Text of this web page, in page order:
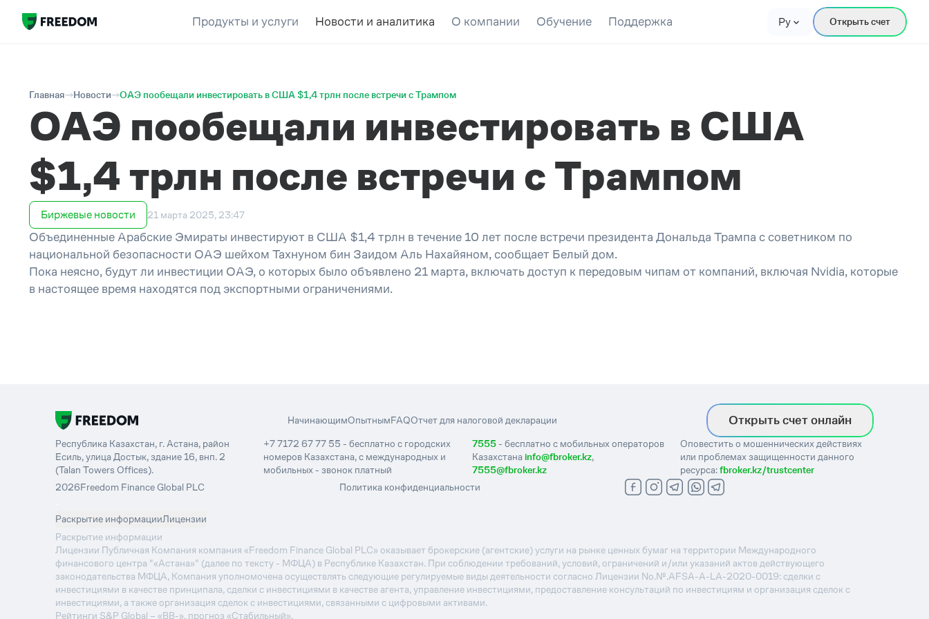
Продукты и услуги Новости и аналитика О компании Обучение Поддержка Ру Открыть счет
Главная Новости ОАЭ пообещали инвестировать в США $1,4 трлн после встречи с Трампом
ОАЭ пообещали инвестировать в США
$1,4 трлн после встречи с Трампом
Биржевые новости 21 марта 2025, 23:47
Объединенные Арабские Эмираты инвестируют в США $1,4 трлн в течение 10 лет после встречи президента Дональда Трампа с советником по
национальной безопасности ОАЭ шейхом Тахнуном бин Заидом Аль Нахайяном, сообщает Белый дом.
Пока неясно, будут ли инвестиции ОАЭ, о которых было объявлено 21 марта, включать доступ к передовым чипам от компаний, включая Nvidia, которые
в настоящее время находятся под экспортными ограничениями.
НачинающимОпытнымFAQОтчет для налоговой декларации Открыть счет онлайн
Республика Казахстан, г. Астана, район
Есиль, улица Достык, здание 16, внп. 2
(Talan Towers Offices).
+7 7172 67 77 55 - бесплатно с городских
номеров Казахстана, с международных и
мобильных - звонок платный
7555- бесплатно с мобильных операторов
Казахстанаinfo@fbroker.kz,
7555@fbroker.kz
Оповестить о мошеннических действиях
или проблемах защищенности данного
ресурса:fbroker.kz/trustcenter
2026Freedom Finance Global PLC
Политика конфиденциальности
Раскрытие информацииЛицензии
Раскрытие информации
Лицензии Публичная Компания компания «Freedom Finance Global PLC» оказывает брокерские (агентские) услуги на рынке ценных бумаг на территории Международного
финансового центра "«Астана»" (далее по тексту - МФЦА) в Республике Казахстан. При соблюдении требований, условий, ограничений и/или указаний актов действующего
законодательства МФЦА, Компания уполномочена осуществлять следующие регулируемые виды деятельности согласно Лицензии No.№.AFSA-A-LA-2020-0019: сделки с
инвестициями в качестве принципала, сделки с инвестициями в качестве агента, управление инвестициями, предоставление консультаций по инвестициям и организация сделок с
инвестициями, а также организация сделок с инвестициями, связанными с цифровыми активами.
Рейтинги S&P Global – «BB-», прогноз «Стабильный».